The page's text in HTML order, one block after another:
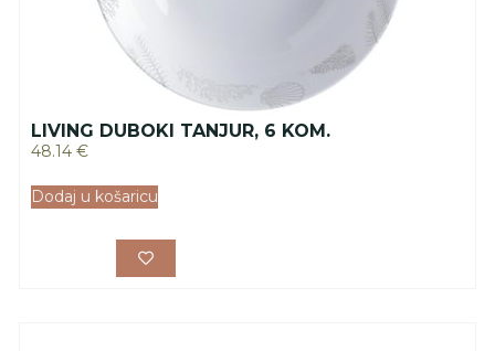
LIVING DUBOKI TANJUR, 6 KOM.
48.14 €
Dodaj u košaricu